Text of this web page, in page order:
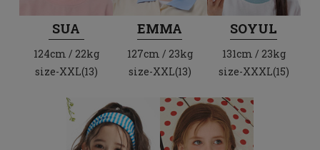
SUA
124cm / 22kg
size-XXL(13)
EMMA
127cm / 23kg
size-XXL(13)
SOYUL
131cm / 23kg
size-XXXL(15)